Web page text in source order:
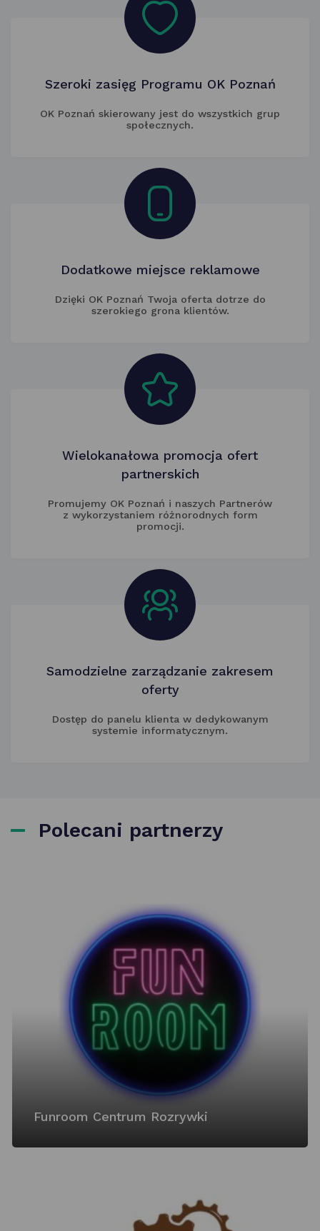
Szeroki zasięg Programu OK Poznań
OK Poznań skierowany jest do wszystkich grup
społecznych.
Dodatkowe miejsce reklamowe
Dzięki OK Poznań Twoja oferta dotrze do
szerokiego grona klientów.
Wielokanałowa promocja ofert
partnerskich
Promujemy OK Poznań i naszych Partnerów
z wykorzystaniem różnorodnych form
promocji.
Samodzielne zarządzanie zakresem
oferty
Dostęp do panelu klienta w dedykowanym
systemie informatycznym.
Polecani partnerzy
Funroom Centrum Rozrywki